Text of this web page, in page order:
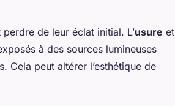
de leur éclat initial. L’usure et
à des sources lumineuses
Cela peut altérer l’esthétique de